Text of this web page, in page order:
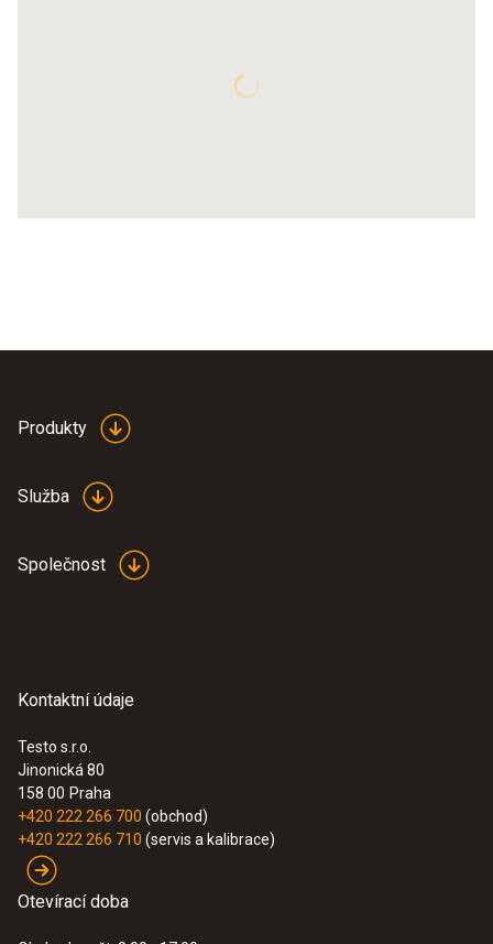
Produkty
Služba
Společnost
Kontaktní údaje
Testo s.r.o.
Jinonická 80
158 00 Praha
+420 222 266 700 (obchod)
+420 222 266 710 (servis a kalibrace)
Otevírací doba